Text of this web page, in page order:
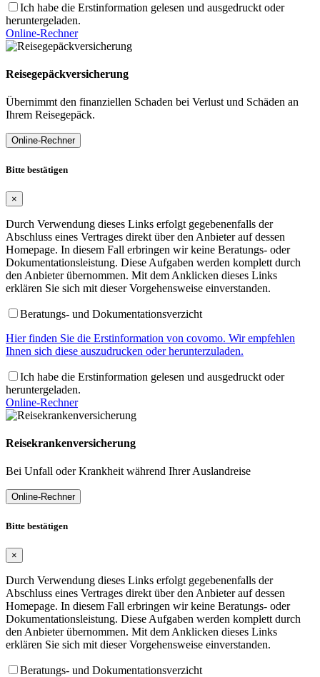
Ich habe die Erstinformation gelesen und ausgedruckt oder
heruntergeladen.
Online-Rechner
Reisegepäckversicherung
Übernimmt den finanziellen Schaden bei Verlust und Schäden an
Ihrem Reisegepäck.
Online-Rechner
Bitte bestätigen
×
Durch Verwendung dieses Links erfolgt gegebenenfalls der
Abschluss eines Vertrages direkt über den Anbieter auf dessen
Homepage. In diesem Fall erbringen wir keine Beratungs- oder
Dokumentationsleistung. Diese Aufgaben werden komplett durch
den Anbieter übernommen. Mit dem Anklicken dieses Links
erklären Sie sich mit dieser Vorgehensweise einverstanden.
Beratungs- und Dokumentationsverzicht
Hier finden Sie die Erstinformation von covomo. Wir empfehlen
Ihnen sich diese auszudrucken oder herunterzuladen.
Ich habe die Erstinformation gelesen und ausgedruckt oder
heruntergeladen.
Online-Rechner
Reisekrankenversicherung
Bei Unfall oder Krankheit während Ihrer Auslandreise
Online-Rechner
Bitte bestätigen
×
Durch Verwendung dieses Links erfolgt gegebenenfalls der
Abschluss eines Vertrages direkt über den Anbieter auf dessen
Homepage. In diesem Fall erbringen wir keine Beratungs- oder
Dokumentationsleistung. Diese Aufgaben werden komplett durch
den Anbieter übernommen. Mit dem Anklicken dieses Links
erklären Sie sich mit dieser Vorgehensweise einverstanden.
Beratungs- und Dokumentationsverzicht